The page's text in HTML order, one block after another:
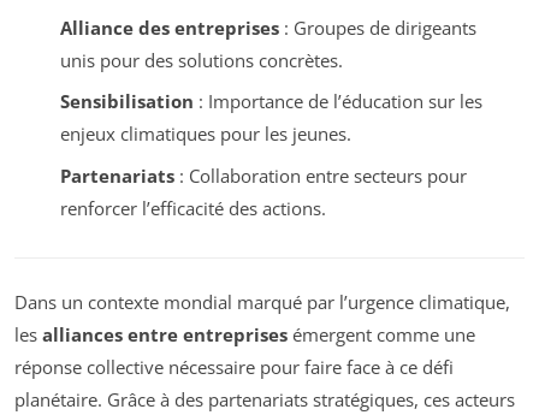
Alliance des entreprises: Groupes de dirigeants
unis pour des solutions concrètes.
Sensibilisation : Importance de l’éducation sur les
enjeux climatiques pour les jeunes.
Partenariats: Collaboration entre secteurs pour
renforcer l’efficacité des actions.
Dans un contexte mondial marqué par l’urgence climatique,
les alliances entre entreprises émergent comme une
réponse collective nécessaire pour faire face à ce défi
planétaire. Grâce à des partenariats stratégiques, ces acteurs